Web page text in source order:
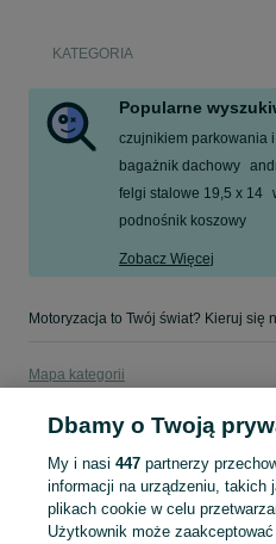
KATEGORIA
Popularne
czujnikiem parkowania
bagażnik dachowy
felgi stalowe 19,5 x 14
podnośnik koszowy
Zobacz Więcej
Mapa kategorii
Mapa ministron
Popularne wyszukiwania
Dbamy o Twoją
My i nasi 447partnerzy
informacji na urządzeniu, takich
plikach cookie w celu
Użytkownik może